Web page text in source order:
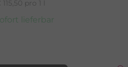
115,50 pro 1 l
lieferbar